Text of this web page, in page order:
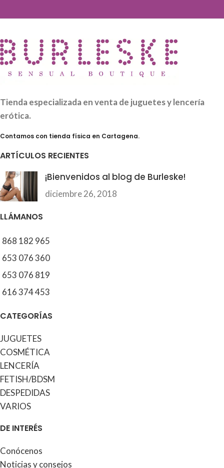
Tienda especializada en venta de juguetes y lencería
erótica.
Contamos con tienda física en Cartagena.
ARTÍCULOS RECIENTES
¡Bienvenidos al blog de Burleske!
diciembre 26, 2018
LLÁMANOS
868 182 965
653 076 360
653 076 819
616 374 453
CATEGORÍAS
JUGUETES
COSMÉTICA
LENCERÍA
FETISH/BDSM
DESPEDIDAS
VARIOS
DE INTERÉS
Conócenos
Noticias y consejos